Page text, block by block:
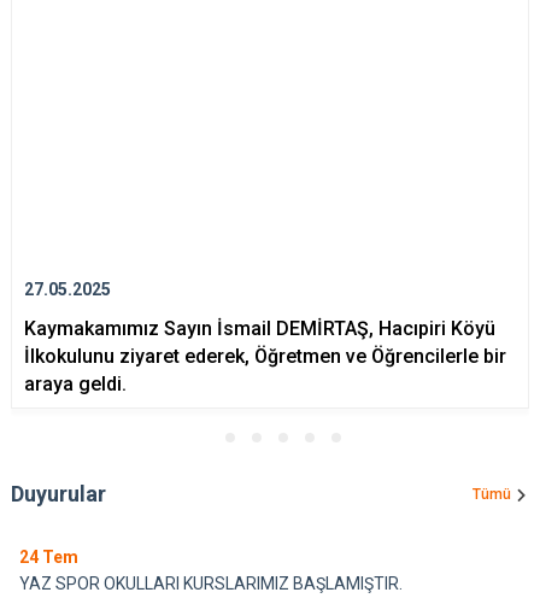
27.05.2025
Kaymakamımız Sayın İsmail DEMİRTAŞ, Hacıpiri Köyü
İlkokulunu ziyaret ederek, Öğretmen ve Öğrencilerle bir
araya geldi.
Duyurular Tümü
24 Tem
YAZ SPOR OKULLARI KURSLARIMIZ BAŞLAMIŞTIR.